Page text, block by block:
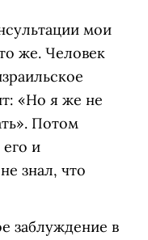
мои
же. Человек
«Но я же не
Потом
и
знал, что
заблуждение в